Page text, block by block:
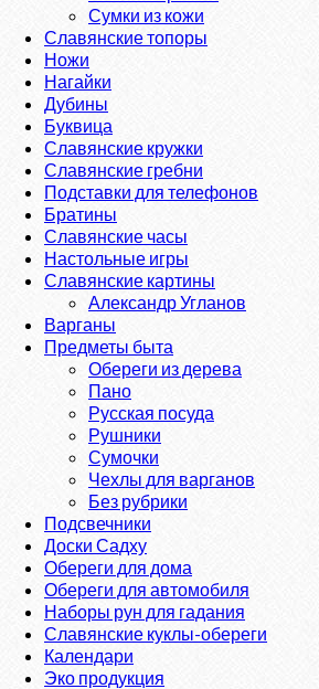
Сумки из кожи
Славянские топоры
Ножи
Нагайки
Дубины
Буквица
Славянские кружки
Славянские гребни
Подставки для телефонов
Братины
Славянские часы
Настольные игры
Славянские картины
Александр Угланов
Варганы
Предметы быта
Обереги из дерева
Пано
Русская посуда
Рушники
Сумочки
Чехлы для варганов
Без рубрики
Подсвечники
Доски Садху
Обереги для дома
Обереги для автомобиля
Наборы рун для гадания
Славянские куклы-обереги
Календари
Эко продукция